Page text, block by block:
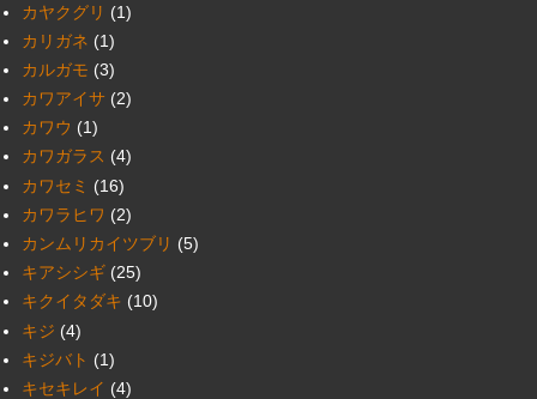
カヤクグリ (1)
カリガネ (1)
カルガモ (3)
カワアイサ (2)
カワウ (1)
カワガラス (4)
カワセミ (16)
カワラヒワ (2)
カンムリカイツブリ (5)
キアシシギ (25)
キクイタダキ (10)
キジ (4)
キジバト (1)
キセキレイ (4)